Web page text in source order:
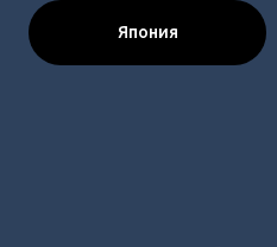
Япония